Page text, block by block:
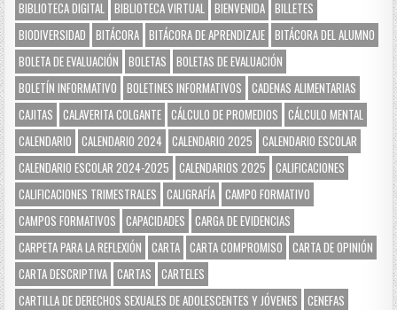
BIBLIOTECA DIGITAL BIBLIOTECA VIRTUAL BIENVENIDA BILLETES
BIODIVERSIDAD
BITÁCORA BITÁCORA DE APRENDIZAJE BITÁCORA DEL ALUMNO
BOLETA DE EVALUACIÓN
BOLETAS
BOLETAS DE EVALUACIÓN
BOLETÍN INFORMATIVO
BOLETINES INFORMATIVOS
CADENAS ALIMENTARIAS
CAJITAS
CALAVERITA COLGANTE CÁLCULO DE PROMEDIOS
CÁLCULO MENTAL
CALENDARIO
CALENDARIO 2024 CALENDARIO 2025
CALENDARIO ESCOLAR
CALENDARIO ESCOLAR 2024-2025
CALENDARIOS 2025
CALIFICACIONES
CALIFICACIONES TRIMESTRALES
CALIGRAFÍA CAMPO FORMATIVO
CAMPOS FORMATIVOS
CAPACIDADES
CARGA DE EVIDENCIAS
CARPETA PARA LA REFLEXIÓN
CARTA CARTA COMPROMISO
CARTA DE OPINIÓN
CARTA DESCRIPTIVA CARTAS
CARTELES
CARTILLA DE DERECHOS SEXUALES DE ADOLESCENTES Y JÓVENES
CENEFAS